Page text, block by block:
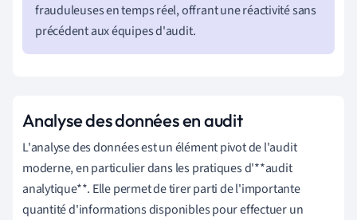
frauduleuses en temps réel, offrant une réactivité sans
précédent aux équipes d'audit.
Analyse des données en audit
L'analyse des données est un élément pivot de l'audit
moderne, en particulier dans les pratiques d'**audit
analytique**. Elle permet de tirer parti de l'importante
quantité d'informations disponibles pour effectuer un